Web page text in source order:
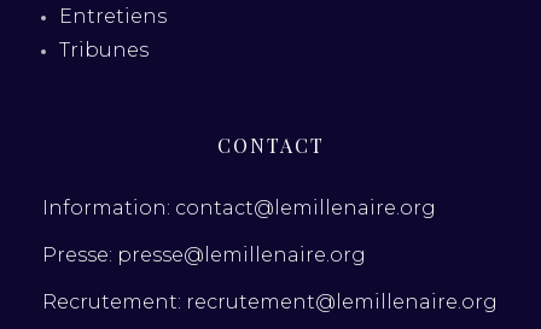
Entretiens
Tribunes
CONTACT
Information: contact@lemillenaire.org
Presse: presse@lemillenaire.org
Recrutement: recrutement@lemillenaire.org